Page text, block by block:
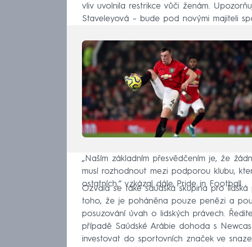
vliv uvolnila restrikce vůči ženám.
Staveleyová – bude pod novými majiteli
„Naším základním přesvědčením je, že
musí rozhodnout mezi podporou klubu,
ostatních,“ vzkázal dále Pride in Football.
Ozvala se také saúdská skupina pro
toho, že je poháněna pouze penězi a
posuzování úvah o lidských právech.
případě Saúdské Arábie dohoda s
investovat do sportovních značek ve